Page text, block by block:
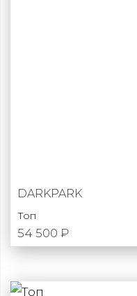
DARKPARK
Топ
54 500 ₽